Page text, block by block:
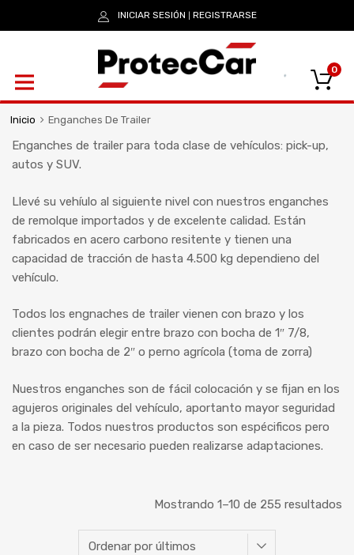
INICIAR SESIÓN REGISTRARSE
0
Inicio Enganches De Trailer
Enganches de trailer para toda clase de vehículos: pick-up,
autos y SUV.
Llevé su vehíulo al siguiente nivel con nuestros enganches
de remolque importados y de excelente calidad. Están
fabricados en acero carbono resitente y tienen una
capacidad de tracción de hasta 4.500 kg dependieno del
vehículo.
Todos los engnaches de trailer vienen con brazo y los
clientes podrán elegir entre brazo con bocha de 1″ 7/8,
brazo con bocha de 2″ o perno agrícola (toma de zorra)
Nuestros enganches son de fácil colocación y se fijan en los
agujeros originales del vehículo, aportanto mayor seguridad
a la pieza. Todos nuestros productos son espécificos pero
en caso de ser necesario pueden realizarse adaptaciones.
Mostrando 1–10 de 255 resultados